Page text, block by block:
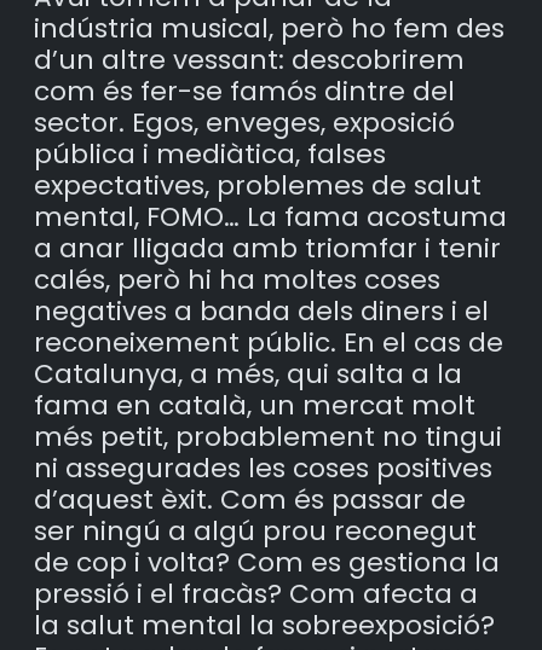
indústria musical, però ho fem des
d’un altre vessant: descobrirem
com és fer-se famós dintre del
sector. Egos, enveges, exposició
pública i mediàtica, falses
expectatives, problemes de salut
mental, FOMO… La fama acostuma
a anar lligada amb triomfar i tenir
calés, però hi ha moltes coses
negatives a banda dels diners i el
reconeixement públic. En el cas de
Catalunya, a més, qui salta a la
fama en català, un mercat molt
més petit, probablement no tingui
ni assegurades les coses positives
d’aquest èxit. Com és passar de
ser ningú a algú prou reconegut
de cop i volta? Com es gestiona la
pressió i el fracàs? Com afecta a
la salut mental la sobreexposició?